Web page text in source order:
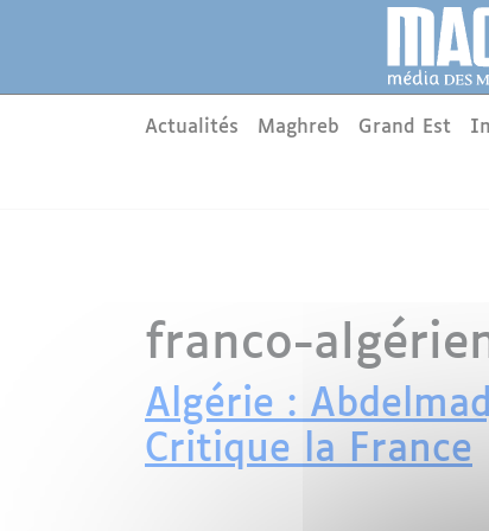
Main menu
Actualités Maghreb Grand Est
franco-
Algérie :
Critique la France